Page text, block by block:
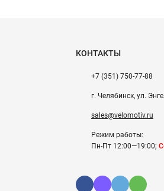
КОНТАКТЫ
+7 (351) 750-77-88
г. Челябинск, ул.
sales@velomotiv.ru
Режим работы:
Пн-Пт 12:00—19:00;